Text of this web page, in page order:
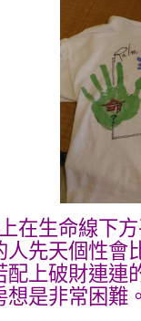
在生命線下
人先天個性會
配上破財連連
想是非常困難